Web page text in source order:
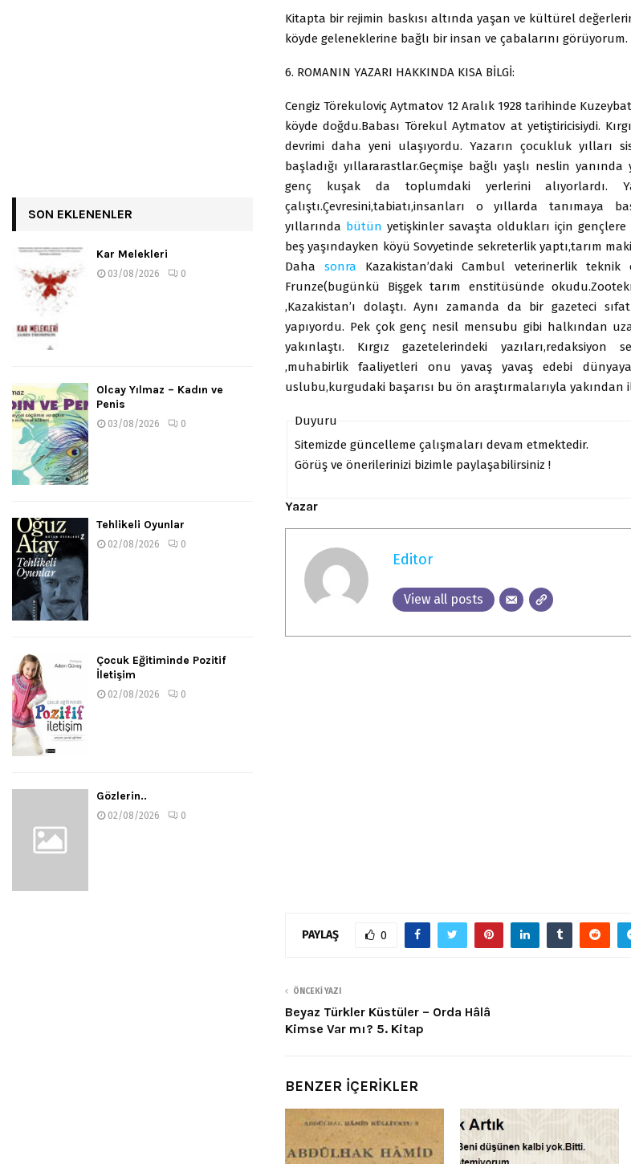
Kitapta bir rejimin baskısı altında yaşan ve kültürel
köyde geleneklerine bağlı bir insan ve çabalarını görüyorum.
6. ROMANIN YAZARI HAKKINDA KISA BİLGİ:
Cengiz Törekuloviç Aytmatov 12 Aralık 1928 tarihinde
köyde doğdu.Babası Törekul Aytmatov at yetiştiricisiydi.
devrimi daha yeni ulaşıyordu. Yazarın çocukluk yılları
başladığı yıllararastlar.Geçmişe bağlı yaşlı neslin
genç kuşak da toplumdaki yerlerini alıyorlardı.
çalıştı.Çevresini,tabiatı,insanları o yıllarda tanımaya
yıllarında bütün yetişkinler savaşta oldukları için
beş yaşındayken köyü Sovyetinde sekreterlik yaptı,tarım
Dahasonra Kazakistan’daki Cambul veterinerlik
Frunze(bugünkü Bişgek tarım enstitüsünde
,Kazakistan’ı dolaştı. Aynı zamanda da bir gazeteci
yapıyordu. Pek çok genç nesil mensubu gibi halkından
yakınlaştı. Kırgız gazetelerindeki yazıları,redaksiyon
,muhabirlik faaliyetleri onu yavaş yavaş edebi dünyaya
uslubu,kurgudaki başarısı bu ön araştırmalarıyla yakından
Duyuru
Sitemizde güncelleme çalışmaları devam etmektedir.
Görüş ve önerilerinizi bizimle paylaşabilirsiniz !
Yazar
Editor
View all posts
PAYLAŞ 0
ÖNCEKI YAZI
Beyaz Türkler Küstüler – Orda Hâlâ
Kimse Var mı? 5. Kitap
BENZER İÇERİKLER
SON EKLENENLER
Kar Melekleri
03/08/2026 0
Olcay Yılmaz – Kadın ve
Penis
03/08/2026 0
Tehlikeli Oyunlar
02/08/2026 0
Çocuk Eğitiminde Pozitif
İletişim
02/08/2026 0
Gözlerin..
02/08/2026 0